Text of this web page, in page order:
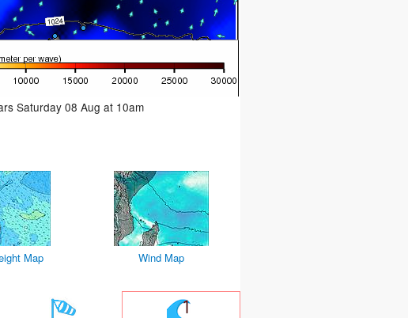
Saturday 08 Aug at 10am
Map Wind Map